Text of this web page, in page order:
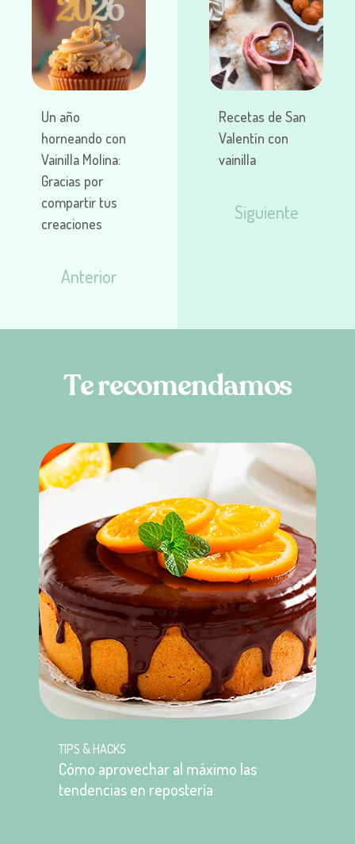
Un año
horneando con
Vainilla Molina:
Gracias por
compartir tus
creaciones
Anterior
Recetas de San
Valentín con
vainilla
Siguiente
Terecomendamos
TIPS & HACKS
Cómo aprovechar al máximo las
tendencias en repostería